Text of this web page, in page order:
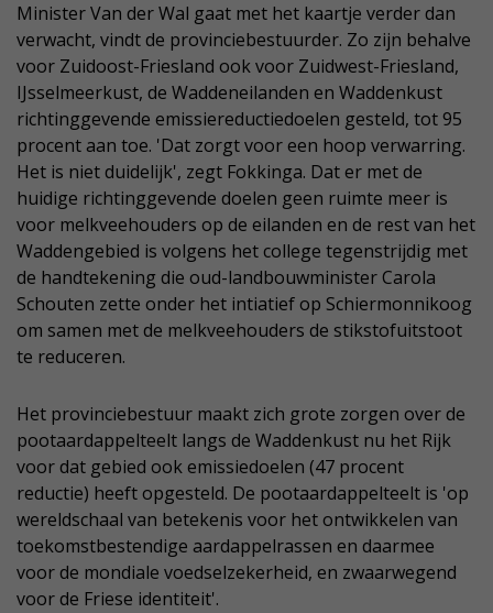
Minister Van der Wal gaat met het kaartje verder dan
verwacht, vindt de provinciebestuurder. Zo zijn behalve
voor Zuidoost-Friesland ook voor Zuidwest-Friesland,
IJsselmeerkust, de Waddeneilanden en Waddenkust
richtinggevende emissiereductiedoelen gesteld, tot 95
procent aan toe. 'Dat zorgt voor een hoop verwarring.
Het is niet duidelijk', zegt Fokkinga. Dat er met de
huidige richtinggevende doelen geen ruimte meer is
voor melkveehouders op de eilanden en de rest van het
Waddengebied is volgens het college tegenstrijdig met
de handtekening die oud-landbouwminister Carola
Schouten zette onder het intiatief op Schiermonnikoog
om samen met de melkveehouders de stikstofuitstoot
te reduceren.
Het provinciebestuur maakt zich grote zorgen over de
pootaardappelteelt langs de Waddenkust nu het Rijk
voor dat gebied ook emissiedoelen (47 procent
reductie) heeft opgesteld. De pootaardappelteelt is 'op
wereldschaal van betekenis voor het ontwikkelen van
toekomstbestendige aardappelrassen en daarmee
voor de mondiale voedselzekerheid, en zwaarwegend
voor de Friese identiteit'.